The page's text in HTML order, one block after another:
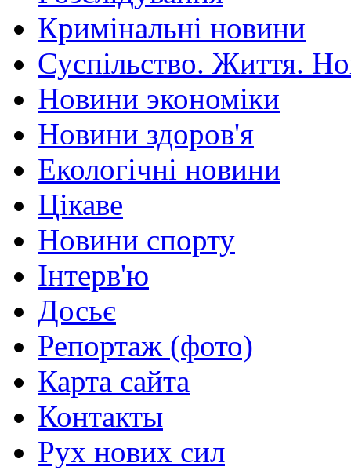
Кримінальні новини
Суспільство. Життя.
Новини экономіки
Новини здоров'я
Екологічні новини
Цікаве
Новини спорту
Інтерв'ю
Досьє
Репортаж (фото)
Карта сайта
Контакты
Рух нових сил